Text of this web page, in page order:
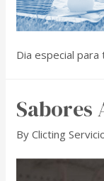
Dia especial para
Sabores
ByClicting